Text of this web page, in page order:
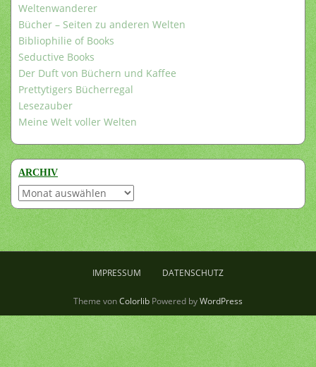
Weltenwanderer
Bücher – Seiten zu anderen Welten
Bibliophilie of Books
Seductive Books
Der Duft von Büchern und Kaffee
Prettytigers Bücherregal
Lesezauber
Meine Welt voller Welten
ARCHIV
Archiv
IMPRESSUM DATENSCHUTZ
Theme vonColorlib Powered byWordPress